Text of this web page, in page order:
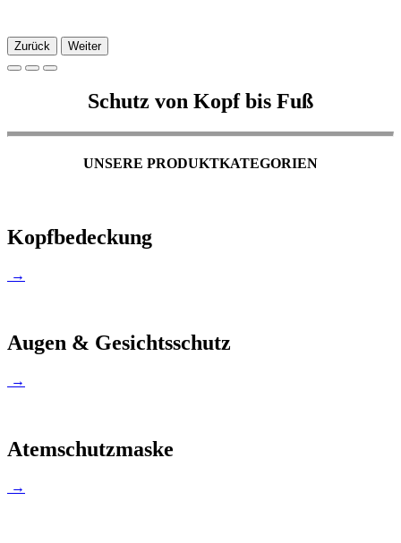
Zurück Weiter
Schutz von Kopf bis Fuß
UNSERE PRODUKTKATEGORIEN
Kopfbedeckung
→
Augen & Gesichtsschutz
→
Atemschutzmaske
→